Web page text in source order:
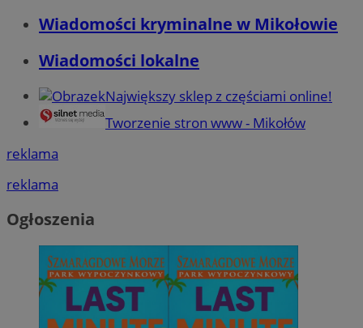
Wiadomości kryminalne w Mikołowie
Wiadomości lokalne
Największy sklep z częściami online!
Tworzenie stron www - Mikołów
reklama
reklama
Ogłoszenia